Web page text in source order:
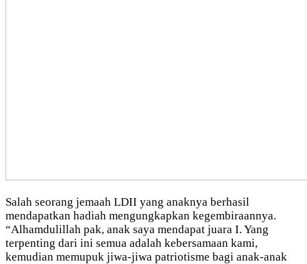
Salah seorang jemaah LDII yang anaknya berhasil
mendapatkan hadiah mengungkapkan kegembiraannya.
“Alhamdulillah pak, anak saya mendapat juara I. Yang
terpenting dari ini semua adalah kebersamaan kami,
kemudian memupuk jiwa-jiwa patriotisme bagi anak-anak